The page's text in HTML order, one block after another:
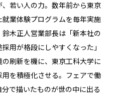
若い人の力。数年前から東京
業体験プログラムを毎年実施
木正人営業部長は「新本社の
用が格段にしやすくなった」
刷新を機に、東京工科大学に
を積極化させる。フェアで働
で描いたものが世の中に出る